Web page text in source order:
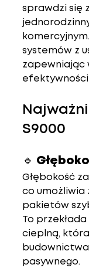
sprawdzi się
systemów z
zapewniając
S9000
🔹
Głębokość
co umożliwia
pakietów
To przekłada
cieplną,
pasywnego.